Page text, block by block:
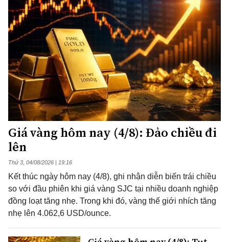
Giá vàng hôm nay (4/8): Đảo chiều đi
lên
Thứ 3, 04/08/2026 | 19:16
Kết thúc ngày hôm nay (4/8), ghi nhận diễn biến trái chiều
so với đầu phiên khi giá vàng SJC tại nhiều doanh nghiệp
đồng loạt tăng nhẹ. Trong khi đó, vàng thế giới nhích tăng
nhẹ lên 4.062,6 USD/ounce.